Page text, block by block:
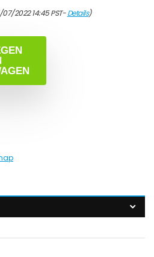
2022 14:45 PST-Details)